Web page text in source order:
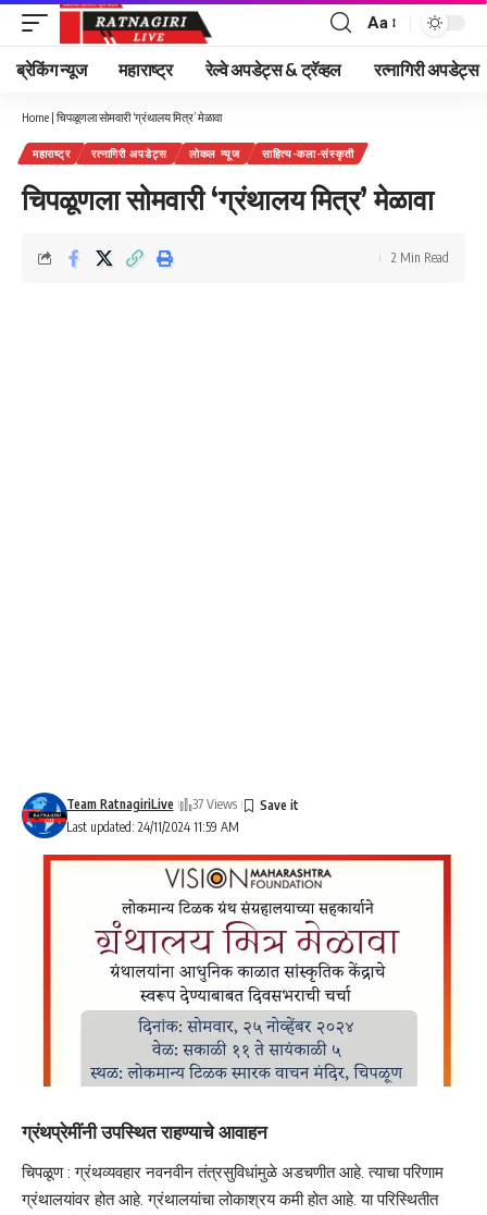
Font
Resizer
Aa
ब्रेकिंग न्यूज महाराष्ट्र रेल्वे अपडेट्स & ट्रॅव्हल रत्नागिरी अपडेट्स
Home | चिपळूणला सोमवारी ‘ग्रंथालय मित्र’ मेळावा
महाराष्ट्र रत्नागिरी अपडेट्स लोकल न्यूज साहित्य-कला-संस्कृती
चिपळूणला सोमवारी ‘ग्रंथालय मित्र’ मेळावा
Last updated: 24/11/2024 11:59 AM
Team RatnagiriLive 37 Views
2 Min Read
ग्रंथप्रेमींनी उपस्थित राहण्याचे आवाहन
चिपळूण : ग्रंथव्यवहार नवनवीन तंत्रसुविधांमुळे अडचणीत आहे. त्याचा परिणाम
ग्रंथालयांवर होत आहे. ग्रंथालयांचा लोकाश्रय कमी होत आहे. या परिस्थितीत